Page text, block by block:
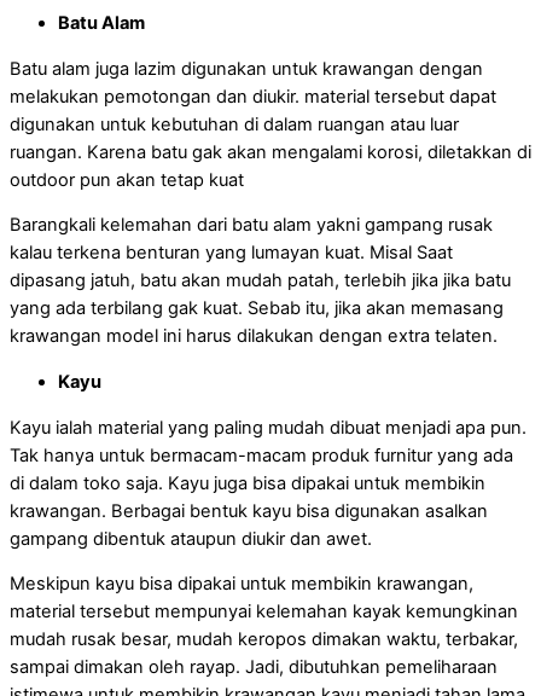
Batu Alam
Batu alam juga lazim digunakan untuk krawangan dengan
melakukan pemotongan dan diukir. material tersebut dapat
digunakan untuk kebutuhan di dalam ruangan atau luar
ruangan. Karena batu gak akan mengalami korosi, diletakkan di
outdoor pun akan tetap kuat
Barangkali kelemahan dari batu alam yakni gampang rusak
kalau terkena benturan yang lumayan kuat. Misal Saat
dipasang jatuh, batu akan mudah patah, terlebih jika jika batu
yang ada terbilang gak kuat. Sebab itu, jika akan memasang
krawangan model ini harus dilakukan dengan extra telaten.
Kayu
Kayu ialah material yang paling mudah dibuat menjadi apa pun.
Tak hanya untuk bermacam-macam produk furnitur yang ada
di dalam toko saja. Kayu juga bisa dipakai untuk membikin
krawangan. Berbagai bentuk kayu bisa digunakan asalkan
gampang dibentuk ataupun diukir dan awet.
Meskipun kayu bisa dipakai untuk membikin krawangan,
material tersebut mempunyai kelemahan kayak kemungkinan
mudah rusak besar, mudah keropos dimakan waktu, terbakar,
sampai dimakan oleh rayap. Jadi, dibutuhkan pemeliharaan